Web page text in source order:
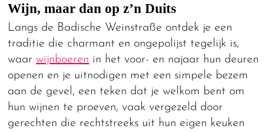
Wijn, maar dan op z’n Duits
Langs de Badische Weinstraße ontdek je een
traditie die charmant en ongepolijst tegelijk is,
waarwijnboeren in het voor- en najaar hun deuren
openen en je uitnodigen met een simpele bezem
aan de gevel, een teken dat je welkom bent om
hun wijnen te proeven, vaak vergezeld door
gerechten die rechtstreeks uit hun eigen keuken